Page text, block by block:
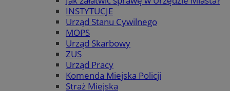
INSTYTUCJE
Urząd Stanu Cywilnego
MOPS
Urząd Skarbowy
ZUS
Urząd Pracy
Komenda Miejska Policji
Straż Miejska